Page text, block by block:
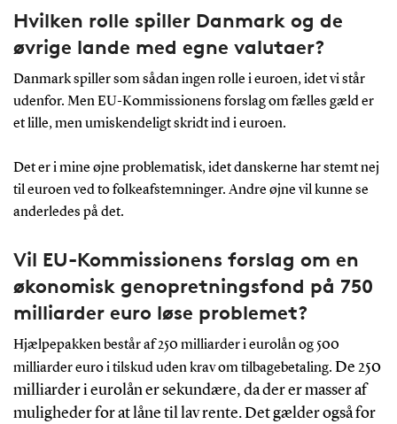
Hvilken rolle spiller Danmark og de
øvrige lande med egne valutaer?
Danmark spiller som sådan ingen rolle i euroen, idet vi står
udenfor. Men EU-Kommissionens forslag om fælles gæld er
et lille, men umiskendeligt skridt ind i euroen.
Det er i mine øjne problematisk, idet danskerne har stemt nej
til euroen ved to folkeafstemninger. Andre øjne vil kunne se
anderledes på det.
Vil EU-Kommissionens forslag om en
økonomisk genopretningsfond på 750
milliarder euro løse problemet?
Hjælpepakken består af 250 milliarder i eurolån og 500
milliarder euro i tilskud uden krav om tilbagebetaling. De 250
milliarder i eurolån er sekundære, da der er masser af
muligheder for at låne til lav rente. Det gælder også for